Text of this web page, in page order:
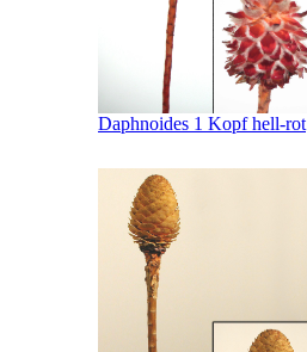
Daphnoides 1 Kopf hell-rot